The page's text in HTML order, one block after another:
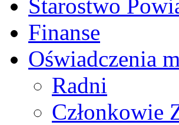
Starostwo
Finanse
Oświadczenia
Radni
Członkowie